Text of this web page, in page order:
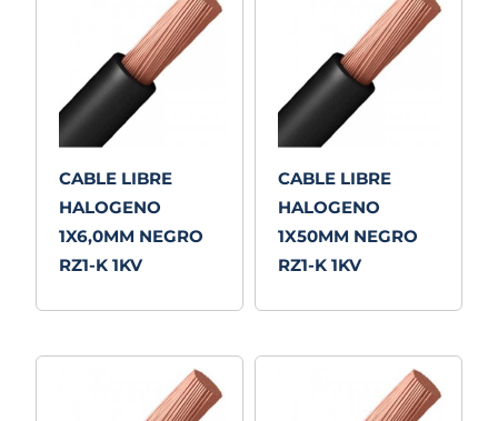
CABLE LIBRE
HALOGENO
1X6,0MM NEGRO
RZ1-K 1KV
CABLE LIBRE
HALOGENO
1X50MM NEGRO
RZ1-K 1KV